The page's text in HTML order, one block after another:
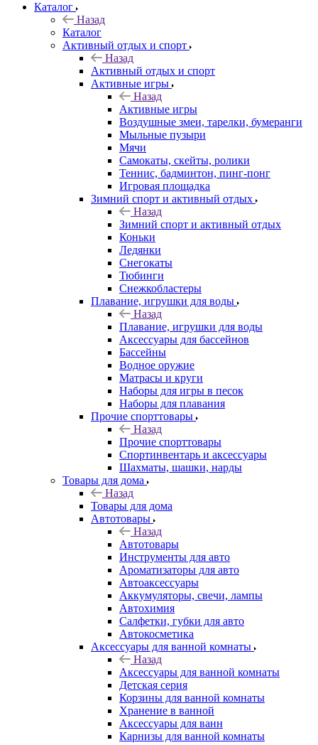
Каталог
Назад
Каталог
Активный отдых и спорт
Назад
Активный отдых и спорт
Активные игры
Назад
Активные игры
Воздушные змеи, тарелки, бумеранги
Мыльные пузыри
Мячи
Самокаты, скейты, ролики
Теннис, бадминтон, пинг-понг
Игровая площадка
Зимний спорт и активный отдых
Назад
Зимний спорт и активный отдых
Коньки
Ледянки
Снегокаты
Тюбинги
Снежкобластеры
Плавание, игрушки для воды
Назад
Плавание, игрушки для воды
Аксессуары для бассейнов
Бассейны
Водное оружие
Матрасы и круги
Наборы для игры в песок
Наборы для плавания
Прочие спорттовары
Назад
Прочие спорттовары
Спортинвентарь и аксессуары
Шахматы, шашки, нарды
Товары для дома
Назад
Товары для дома
Автотовары
Назад
Автотовары
Инструменты для авто
Ароматизаторы для авто
Автоаксессуары
Аккумуляторы, свечи, лампы
Автохимия
Салфетки, губки для авто
Автокосметика
Аксессуары для ванной комнаты
Назад
Аксессуары для ванной комнаты
Детская серия
Корзины для ванной комнаты
Хранение в ванной
Аксессуары для ванн
Карнизы для ванной комнаты